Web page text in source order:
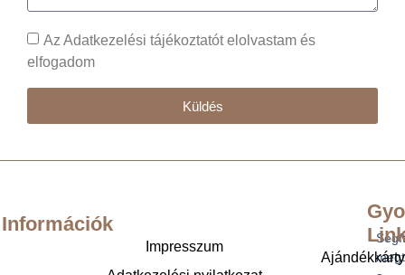
Az Adatkezelési tájékoztatót elolvastam és
elfogadom
Küldés
Információk
Impresszum